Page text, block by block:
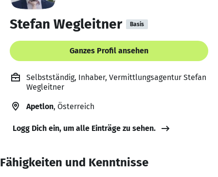
Stefan Wegleitner Basis
Ganzes Profil ansehen
Selbstständig, Inhaber, Vermittlungsagentur Stefan
Wegleitner
Apetlon, Österreich
Logg Dich ein, um alle Einträge zu sehen.
Fähigkeiten und Kenntnisse